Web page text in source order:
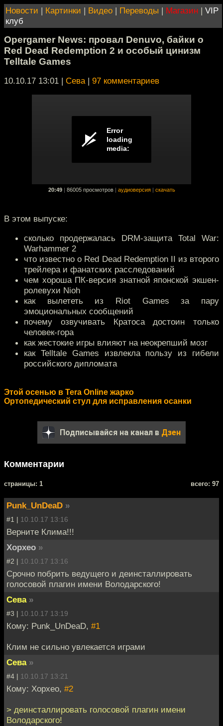
Новости | Картинки | Видео | Переводы | Магазин | VIP
клуб
Opergamer News: провал Denuvo, байки о
Red Dead Redemption 2 и особый цинизм
Telltale Games
10.10.17 13:01 | Сева| 97 комментариев
20:49 86005 просмотров аудиоверсия скачать
В этом выпуске:
сколько продержалась DRM-защита Total War:
Warhammer 2
что известно о Red Dead Redemption II из второго
трейлера и фанатских расследований
чем хороша ПК-версия знатной японской экшен-
ролевухи Nioh
как вылететь из Riot Games за пару
эмоциональных сообщений
почему озвучивать Кратоса достоин только
человек-гора
как жестокие игры влияют на неокрепший мозг
как Telltale Games извлекла пользу из гибели
российского дипломата
Этой осенью в Tera Online жарко
Ортопедический стул для исправления осанки
Подписывайся на канал в Дзен
Комментарии
cтраницы: 1 всего: 97
Punk_UnDeaD »
#1 | 10.10.17 13:16
Верните Клима!!!
Хорхео »
#2 | 10.10.17 13:16
Срочно побрить ведущего и деинсталлировать
голосовой плагин имени Володарского!
Сева »
#3 | 10.10.17 13:19
Кому: Punk_UnDeaD, #1
Клим не сильно увлекается играми
Сева »
#4 | 10.10.17 13:21
Кому: Хорхео, #2
> деинсталлировать голосовой плагин имени
Володарского!